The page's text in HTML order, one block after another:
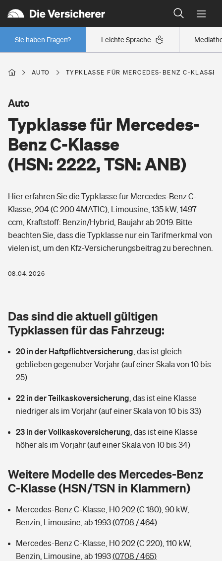
Leichte Sprache
Sie haben Fragen?
Wer versichert was: Jetzt Versicherer finden
Regionalklassen: So ist Ihre Region eingestuft
Wer versichert was: Jetzt Versicherer finden
Berufsunfähigkeitsversicherung
Arbeitsrechtsschutz
Berufshaftpflichtversicherung
Rentenrechner: Wie viel Geld bekomme ich im Alter?
Wer versichert was: Jetzt Versicherer finden
Sie haben Fragen?
Wohnen
Wohngebäudeversicherung
Hausratversicherung
Elementarversicherung
Photovoltaik
Wärmepumpen versichern
Vermieterrrechtsschutz
Mietkautionsversicherung
Restkreditversicherung
Zur Übersicht
Tools
Hochwasser-Check: Wie gefährdet ist Ihr Haus?
Wer versichert was: Jetzt Versicherer finden
Sie haben Fragen?
Pri­vate Haft­pflicht­
Rechts­schutz­ver­si­che­rung
Kinderunfall­ver­si­che­rung
Reiseversicherung
Handyversicherung
Private Cyberversicherung
Musikinstrumentenversicherung
Zur Übersicht
Tools
Gesundheit
Private Krankenversicherung
Tierkrankenversicherung
Zur Übersicht
Sie haben Fragen?
Rentenrechner: Wie viel Geld bekomme ich im Alter?
AUTO TYPKLASSE FÜR MERCEDES-BENZ C-
Typklasse für Mercedes-
Benz C-Klasse
(HSN: 2222, TSN: ANB)
Auto
Hier erfahren Sie die Typklasse für Mercedes-Benz C-
Klasse, 204 (C 200 4MATIC), Limousine, 135 kW, 1497
ccm, Kraftstoff: Benzin/Hybrid, Baujahr ab 2019. Bitte
beachten Sie, dass die Typklasse nur ein Tarifmerkmal von
vielen ist, um den Kfz-Versicherungsbeitrag zu berechnen.
08.04.2026
Das sind die aktuell gültigen
Typklassen für das Fahrzeug:
20 in der Haftpflichtversicherung das ist gleich
geblieben gegenüber Vorjahr (auf einer Skala von 10 bis
25)
22 in der Teilkaskoversicherung das ist eine Klasse
niedriger als im Vorjahr (auf einer Skala von 10 bis 33)
23 in der Vollkaskoversicherung das ist eine Klasse
höher als im Vorjahr (auf einer Skala von 10 bis 34)
Weitere Modelle des Mercedes-Benz
C-Klasse (HSN/TSN in Klammern)
Mercedes-Benz C-Klasse, H0 202 (C 180), 90 kW,
Benzin, Limousine, ab 1993(0708 / 464)
Mercedes-Benz C-Klasse, H0 202 (C 220), 110 kW,
Benzin, Limousine, ab 1993(0708 / 465)